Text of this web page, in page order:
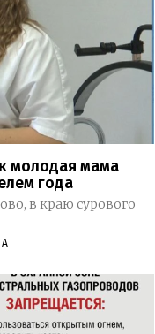
молодая мама
года